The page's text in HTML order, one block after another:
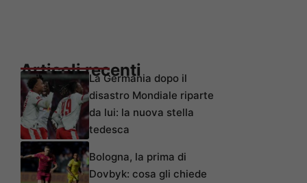
Articoli recenti
La Germania dopo il
disastro Mondiale riparte
da lui: la nuova stella
tedesca
Bologna, la prima di
Dovbyk: cosa gli chiede